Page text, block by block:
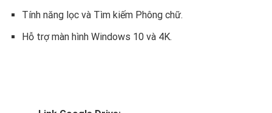
Tính năng lọc và Tìm kiếm Phông chữ.
Hỗ trợ màn hình Windows 10 và 4K.